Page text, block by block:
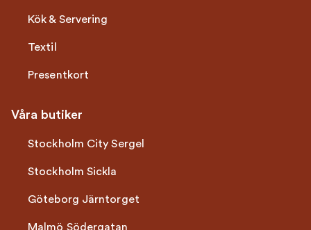
Kök & Servering
Textil
Presentkort
Våra butiker
Stockholm City Sergel
Stockholm Sickla
Göteborg Järntorget
Malmö Södergatan